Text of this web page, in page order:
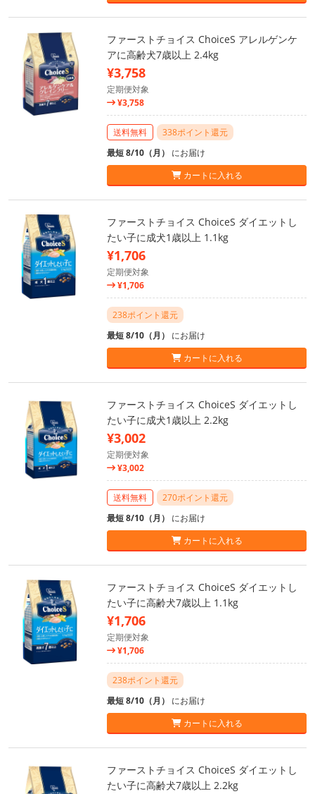
ファーストチョイス ChoiceS アレルゲンケ
アに高齢犬7歳以上 2.4kg
¥3,758
定期便対象
¥3,758
送料無料
338ポイント還元
最短 8/10（月） にお届け
カートに入れる
ファーストチョイス ChoiceS ダイエットし
たい子に成犬1歳以上 1.1kg
¥1,706
定期便対象
¥1,706
238ポイント還元
最短 8/10（月） にお届け
カートに入れる
ファーストチョイス ChoiceS ダイエットし
たい子に成犬1歳以上 2.2kg
¥3,002
定期便対象
¥3,002
送料無料
270ポイント還元
最短 8/10（月） にお届け
カートに入れる
ファーストチョイス ChoiceS ダイエットし
たい子に高齢犬7歳以上 1.1kg
¥1,706
定期便対象
¥1,706
238ポイント還元
最短 8/10（月） にお届け
カートに入れる
ファーストチョイス ChoiceS ダイエットし
たい子に高齢犬7歳以上 2.2kg